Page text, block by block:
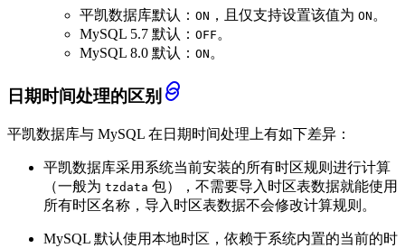
平凯数据库默认： ON ，且仅支持设置该值为 ON 。
MySQL 5.7 默认： OFF 。
MySQL 8.0 默认： ON 。
日期时间处理的区别
平凯数据库与 MySQL 在日期时间处理上有如下差异：
平凯数据库采用系统当前安装的所有时区规则进行计算
（一般为 tzdata 包），不需要导入时区表数据就能使用
所有时区名称，导入时区表数据不会修改计算规则。
MySQL 默认使用本地时区，依赖于系统内置的当前的时